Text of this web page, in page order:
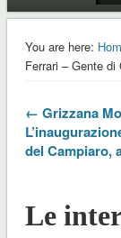
You are here:
Ferrari – Gente
← Grizzana
del Campiaro,
Le